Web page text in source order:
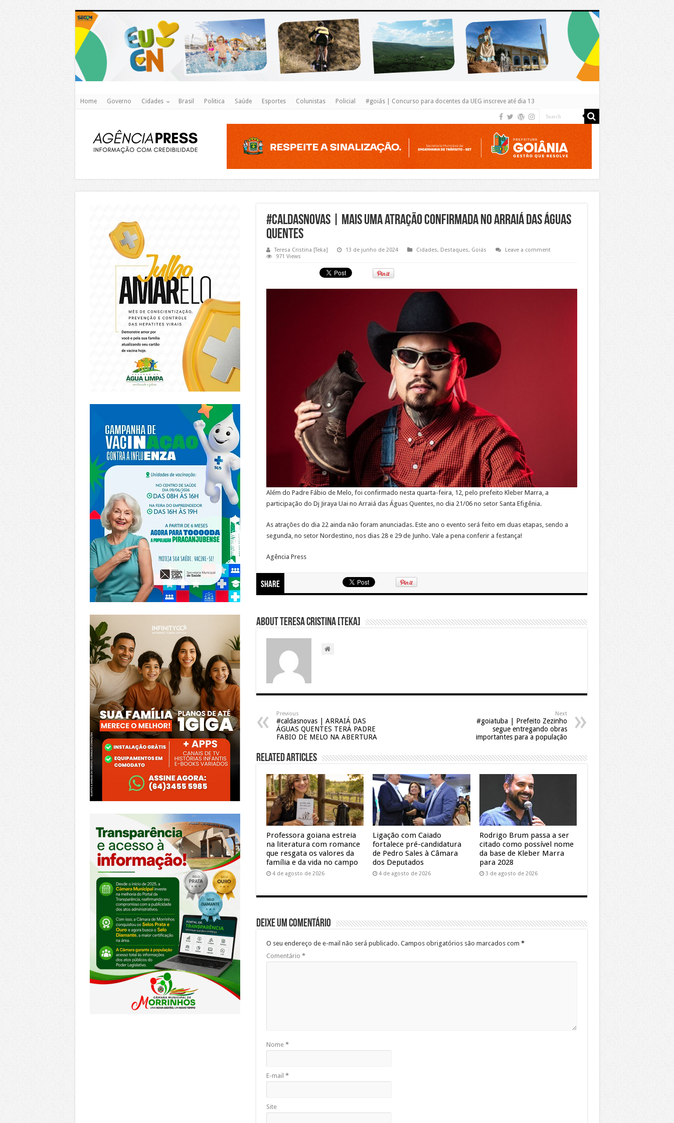
https://www.caldasnovas.go.gov.br/
Home Governo Cidades Brasil Politica Saúde Esportes Colunistas Policial #goiás | Concurso para docentes da UEG inscreve até dia 13
#caldasnovas | Mais uma atração confirmada no Arraiá das Águas
Quentes
Teresa Cristina [Teka] 13 de junho de 2024 Cidades, Destaques, Goiás
Leave a comment
971 Views
Além do Padre Fábio de Melo, foi confirmado nesta quarta-feira, 12, pelo prefeito Kleber Marra, a
participação do Dj Jiraya Uai no Arraiá das Águas Quentes, no dia 21/06 no setor Santa Efigênia.
As atrações do dia 22 ainda não foram anunciadas. Este ano o evento será feito em duas etapas, sendo a
segunda, no setor Nordestino, nos dias 28 e 29 de Junho. Vale a pena conferir a festança!
Agência Press
Share
About Teresa Cristina [Teka]
Previous
#caldasnovas | ARRAIÁ DAS
ÁGUAS QUENTES TERÁ PADRE
FABIO DE MELO NA ABERTURA
Next
#goiatuba | Prefeito Zezinho
segue entregando obras
importantes para a população
Related Articles
Professora goiana estreia
na literatura com romance
que resgata os valores da
família e da vida no campo
4 de agosto de 2026
Ligação com Caiado
fortalece pré-candidatura
de Pedro Sales à Câmara
dos Deputados
4 de agosto de 2026
Rodrigo Brum passa a ser
citado como possível nome
da base de Kleber Marra
para 2028
3 de agosto de 2026
Deixe um comentário
O seu endereço de e-mail não será publicado. Campos obrigatórios são marcados com *
Comentário *
Nome *
E-mail *
Site
https://piracanjuba.go.gov.br/
https://www.infinitygo.com.br/
https://morrinhos.go.leg.br/